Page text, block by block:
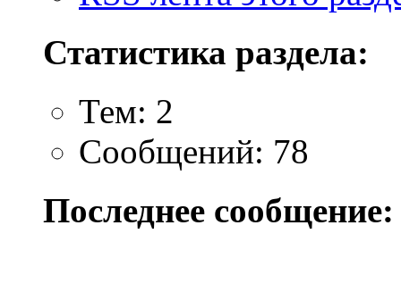
Статистика раздела:
Тем: 2
Сообщений: 78
Последнее сообщение: